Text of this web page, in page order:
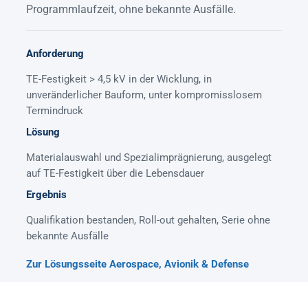
Programmlaufzeit, ohne bekannte Ausfälle.
Anforderung
TE-Festigkeit > 4,5 kV in der Wicklung, in
unveränderlicher Bauform, unter kompromisslosem
Termindruck
Lösung
Materialauswahl und Spezialimprägnierung, ausgelegt
auf TE-Festigkeit über die Lebensdauer
Ergebnis
Qualifikation bestanden, Roll-out gehalten, Serie ohne
bekannte Ausfälle
Zur Lösungsseite Aerospace, Avionik & Defense